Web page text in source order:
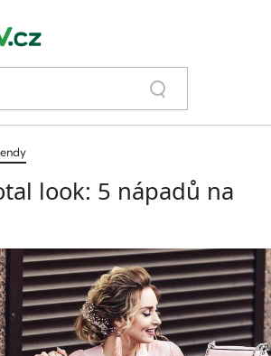
look: 5 nápadů na